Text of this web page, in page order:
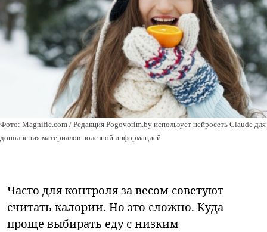
Фото: Magnific.com / Редакция Pogovorim.by использует нейросеть Claude для
дополнения материалов полезной информацией
Часто для контроля за весом советуют
считать калории. Но это сложно. Куда
проще выбирать еду с низким